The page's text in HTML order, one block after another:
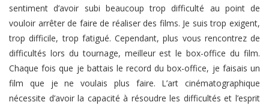
sentiment d’avoir subi beaucoup trop difficulté au point de
vouloir arrêter de faire de réaliser des films. Je suis trop exigent,
trop difficile, trop fatigué. Cependant, plus vous rencontrez de
difficultés lors du tournage, meilleur est le box-office du film.
Chaque fois que je battais le record du box-office, je faisais un
film que je ne voulais plus faire. L’art cinématographique
nécessite d’avoir la capacité à résoudre les difficultés et l’esprit